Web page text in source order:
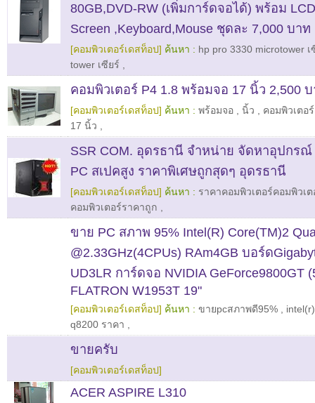
80GB,DVD-RW (เพิ่มการ์ดจอได้) พร้อม
Screen ,Keyboard,Mouse ชุดละ 7,000 บาท
[คอมพิวเตอร์เดสท็อป] ค้นหา : hp pro 3330 microtower เ
tower เซียร์
คอมพิวเตอร์ P4 1.8 พร้อมจอ 17 นิ้ว 2,500
[คอมพิวเตอร์เดสท็อป] ค้นหา : พร้อมจอ นิ้ว คอมพิวเตอร์
17 นิ้ว
SSR COM. อุดรธานี จำหน่าย จัดหาอุปกรณ์
PC สเปคสูง ราคาพิเศษถูกสุดๆ อุดรธานี
[คอมพิวเตอร์เดสท็อป] ค้นหา : ราคาคอมพิวเตอร์คอมพิวเ
คอมพิวเตอร์ราคาถูก
ขาย PC สภาพ 95% Intel(R) Core(TM)2
@2.33GHz(4CPUs) RAm4GB บอร์ด
UD3LR การ์ดจอ NVIDIA GeForce9800GT
FLATRON W1953T 19"
[คอมพิวเตอร์เดสท็อป] ค้นหา : ขายpcสภาพดี95%
q8200 ราคา
ขายครับ
[คอมพิวเตอร์เดสท็อป]
ACER ASPIRE L310